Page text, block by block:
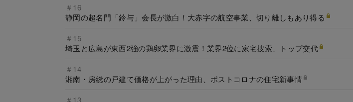
＃16
静岡の超名門「鈴与」会長が激白！大赤字の航空事業、切り離しもあり得る
＃15
埼玉と広島が東西2強の鶏卵業界に激震！業界2位に家宅捜索、トップ交代
＃14
湘南・房総の戸建て価格が上がった理由、ポストコロナの住宅新事情
＃13